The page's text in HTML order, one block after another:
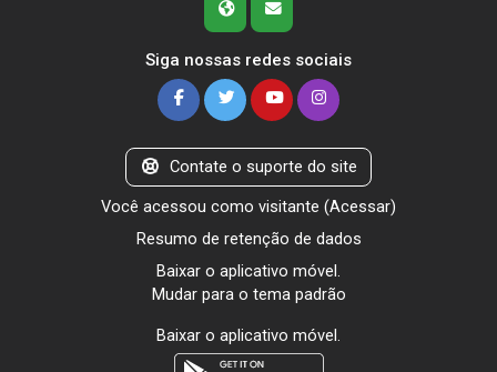
Siga nossas redes sociais
Contate o suporte do site
Você acessou como visitante (Acessar)
Resumo de retenção de dados
Baixar o aplicativo móvel.
Mudar para o tema padrão
Baixar o aplicativo móvel.